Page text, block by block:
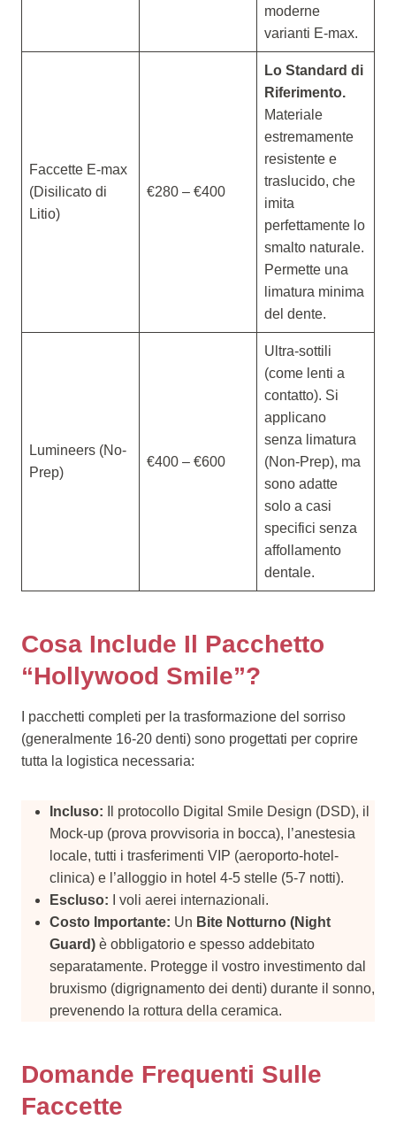
moderne
varianti E-max.
Faccette E-max
(Disilicato di
Litio)
€280 – €400
Lo Standard di
Riferimento.
Materiale
estremamente
resistente e
traslucido, che
imita
perfettamente lo
smalto naturale.
Permette una
limatura minima
del dente.
Lumineers (No-
Prep)
€400 – €600
Ultra-sottili
(come lenti a
contatto). Si
applicano
senza limatura
(Non-Prep), ma
sono adatte
solo a casi
specifici senza
affollamento
dentale.
Cosa Include Il Pacchetto
“Hollywood Smile”?
I pacchetti completi per la trasformazione del sorriso
(generalmente 16-20 denti) sono progettati per coprire
tutta la logistica necessaria:
Incluso: Il protocollo Digital Smile Design (DSD), il
Mock-up (prova provvisoria in bocca), l’anestesia
locale, tutti i trasferimenti VIP (aeroporto-hotel-
clinica) e l’alloggio in hotel 4-5 stelle (5-7 notti).
Escluso: I voli aerei internazionali.
Costo Importante: Un Bite Notturno (Night
Guard) è obbligatorio e spesso addebitato
separatamente. Protegge il vostro investimento dal
bruxismo (digrignamento dei denti) durante il sonno,
prevenendo la rottura della ceramica.
Domande Frequenti Sulle
Faccette